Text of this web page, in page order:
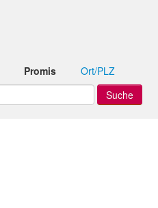
Promis Ort/PLZ